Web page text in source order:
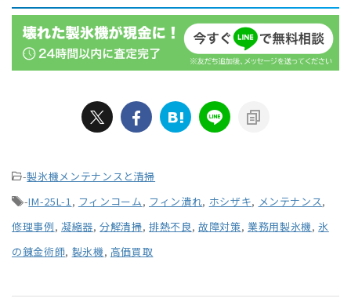
-製氷機メンテナンスと清掃
-IM-25L-1 , フィンコーム, フィン潰れ, ホシザキ, メンテナンス,
修理事例, 凝縮器,分解清掃,排熱不良,故障対策, 業務用製氷機,氷
の錬金術師, 製氷機, 高価買取